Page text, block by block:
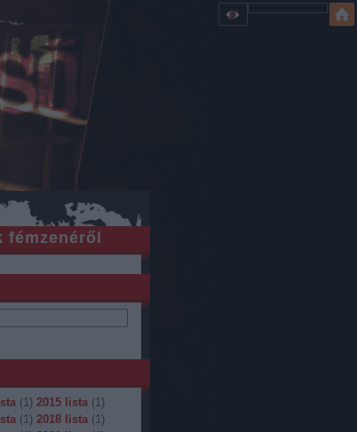
fémzenéről
(1) 2015 lista (1)
(1) 2018 lista (1)